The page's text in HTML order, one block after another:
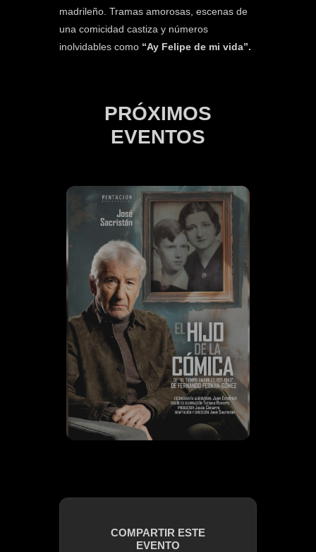
madrileño. Tramas amorosas, escenas de
una comicidad castiza y números
inolvidables como “Ay Felipe de mi vida”.
PRÓXIMOS
EVENTOS
COMPARTIR ESTE
EVENTO